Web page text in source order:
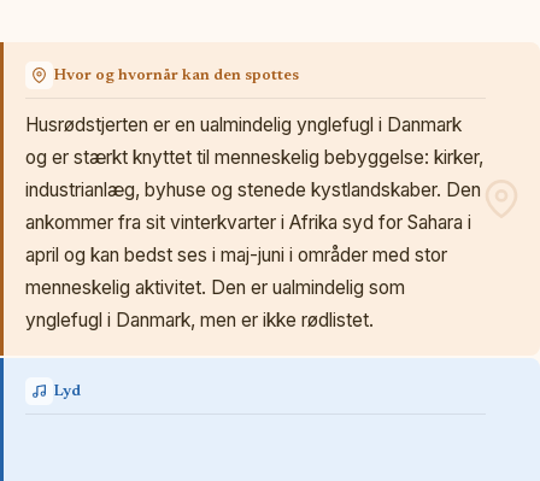
Hvor og hvornår kan den spottes
Husrødstjerten er en ualmindelig ynglefugl i Danmark
og er stærkt knyttet til menneskelig bebyggelse: kirker,
industrianlæg, byhuse og stenede kystlandskaber. Den
ankommer fra sit vinterkvarter i Afrika syd for Sahara i
april og kan bedst ses i maj-juni i områder med stor
menneskelig aktivitet. Den er ualmindelig som
ynglefugl i Danmark, men er ikke rødlistet.
Lyd